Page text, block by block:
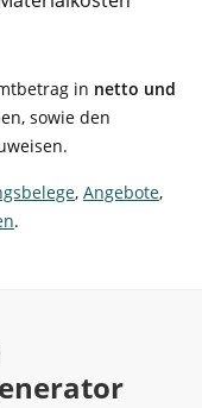
in netto und
sowie den
, Angebote,
.